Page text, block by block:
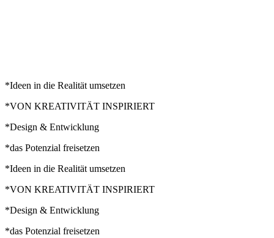
*Ideen in die Realität umsetzen
*VON KREATIVITÄT INSPIRIERT
*Design & Entwicklung
*das Potenzial freisetzen
*Ideen in die Realität umsetzen
*VON KREATIVITÄT INSPIRIERT
*Design & Entwicklung
*das Potenzial freisetzen